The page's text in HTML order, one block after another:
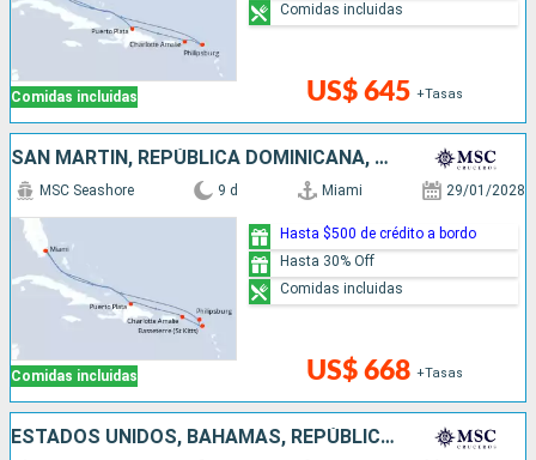
Comidas incluidas US$ 645 +Tasas
Comidas incluidas
SAN MARTÍN, REPÚBLICA DOMINICANA, ESTADOS UNIDOS
Comidas incluidas
MSC Seashore 9 d Miami 29/01/2028
US$ 668 +Tasas
Hasta $500 de crédito a bordo
Hasta 30% Off
Comidas incluidas
ESTADOS UNIDOS, BAHAMAS, REPÚBLICA DOMINICANA